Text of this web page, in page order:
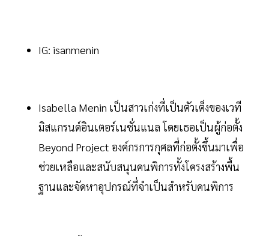
IG: isanmenin
Isabella Menin เป็นสาวเก่งที่เป็นตัวเต็งของเวที
มิสแกรนด์อินเตอร์เนชั่นแนล โดยเธอเป็นผู้ก่อตั้ง
Beyond Project องค์กรการกุศลที่ก่อตั้งขึ้นมาเพื่อ
ช่วยเหลือและสนับสนุนคนพิการทั้งโครงสร้างพื้น
ฐานและจัดหาอุปกรณ์ที่จำเป็นสำหรับคนพิการ